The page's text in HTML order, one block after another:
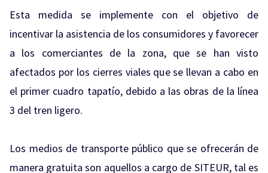
Esta medida se implemente con el objetivo de
incentivar la asistencia de los consumidores y favorecer
a los comerciantes de la zona, que se han visto
afectados por los cierres viales que se llevan a cabo en
el primer cuadro tapatío, debido a las obras de la línea
3 del tren ligero.
Los medios de transporte público que se ofrecerán de
manera gratuita son aquellos a cargo de SITEUR, tal es